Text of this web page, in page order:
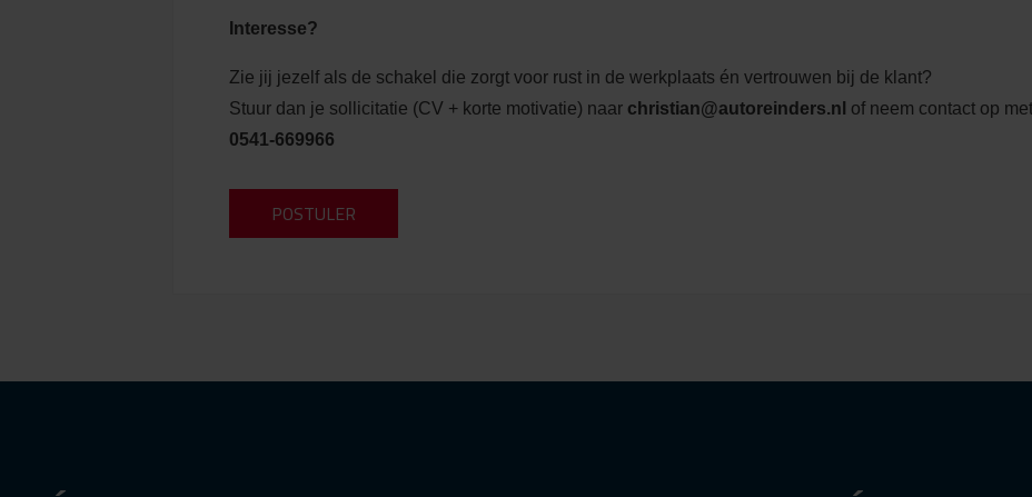
Interesse?
Zie jij jezelf als de schakel die zorgt voor rust in de werkplaats én vertrouwen bij de klant?
Stuur dan je sollicitatie (CV + korte motivatie) naar christian@autoreinders.nl of neem contact op met
0541-669966